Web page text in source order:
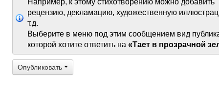
Например, к этому стихотворению можно добавить
рецензию, декламацию, художественную
т.д.
Выберите в меню под этим сообщением вид
которой хотите ответить на «Тает в прозрачной
Опубликовать